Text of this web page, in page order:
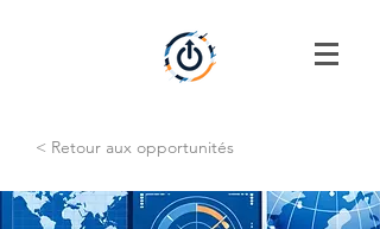
< Retour aux opportunités